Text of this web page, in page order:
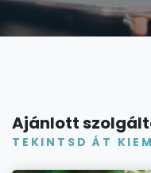
Ajánlott
TEKINTSD ÁT